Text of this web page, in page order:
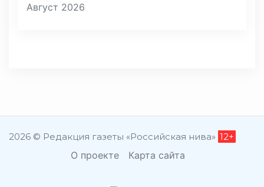
Август 2026
2026 © Редакция газеты «Российская нива» 12+
О проекте Карта сайта